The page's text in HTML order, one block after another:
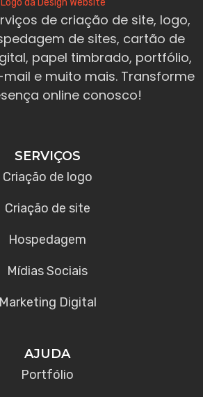
de criação de site, logo,
de sites, cartão de
papel timbrado, portfólio,
e muito mais. Transforme
online conosco!
SERVIÇOS
Criação de logo
Criação de site
Hospedagem
Mídias Sociais
Marketing Digital
AJUDA
Portfólio